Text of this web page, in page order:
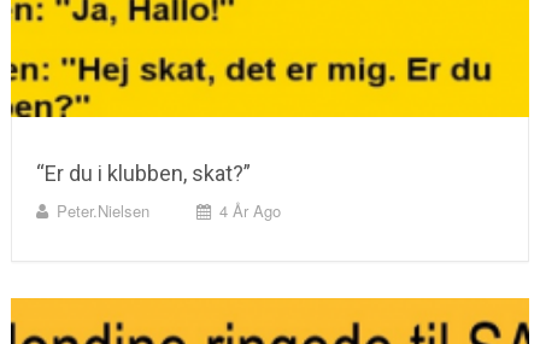
“Er du i klubben, skat?”
Peter.nielsen 4 År Ago